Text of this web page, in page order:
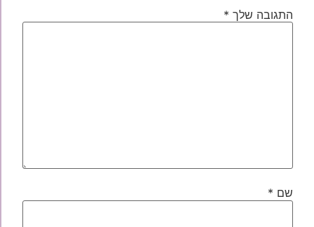
התגובה שלך *
שם *